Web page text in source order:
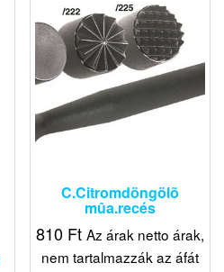
C.Citromdöngölõ
mûa.recés
810 Ft Az árak netto árak,
nem tartalmazzák az áfát